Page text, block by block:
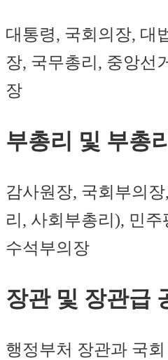
대통령, 국회의장, 대
장, 국무총리, 중앙선
장
부총리 및 부총
감사원장, 국회부의
리, 사회부총리), 민주
수석부의장
장관 및 장관급
행정부처 장관과 국